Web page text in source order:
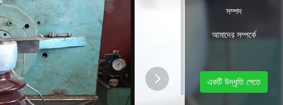
সম্পদ
আমাদের সম্পর্কে
একটি উদ্ধৃতি পেতে